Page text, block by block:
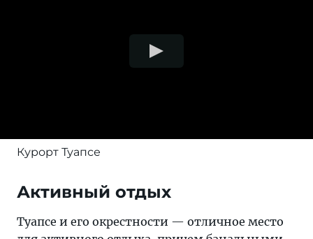
Курорт Туапсе
Активный отдых
Туапсе и его окрестности — отличное место